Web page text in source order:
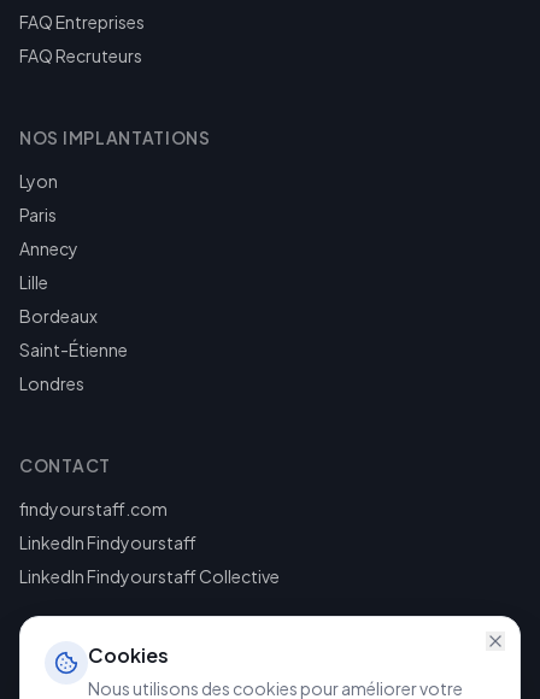
FAQ Entreprises
FAQ Recruteurs
NOS IMPLANTATIONS
Lyon
Paris
Annecy
Lille
Bordeaux
Saint-Étienne
Londres
CONTACT
findyourstaff.com
LinkedIn Findyourstaff
LinkedIn Findyourstaff Collective
Cookies
Nous utilisons des cookies pour améliorer votre